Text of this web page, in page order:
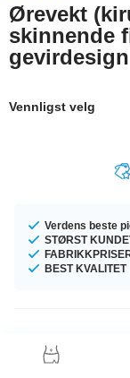
Ørevekt
skinnende
gevirdesign
Vennligst velg
Verdens beste
STØRST
BEST KVALITET